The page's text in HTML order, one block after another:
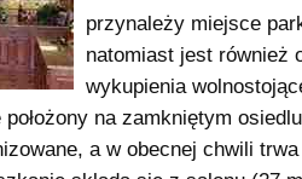
przynależy miejsce
natomiast jest również
wykupienia
położony na zamkniętym
a w obecnej chwili